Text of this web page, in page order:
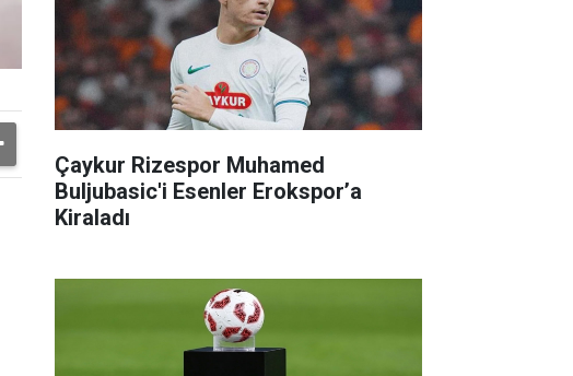
Çaykur Rizespor Muhamed
Buljubasic'i Esenler Erokspor’a
Kiraladı